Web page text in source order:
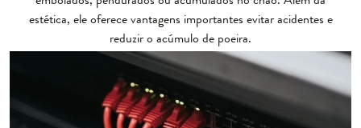
estética, ele oferece vantagens importantes evitar acidentes e
reduzir o acúmulo de poeira.